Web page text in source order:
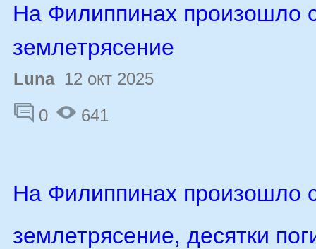
На Филиппинах произошло
землетрясение
Luna12 окт 2025
0
641
На Филиппинах произошло
землетрясение, десятки